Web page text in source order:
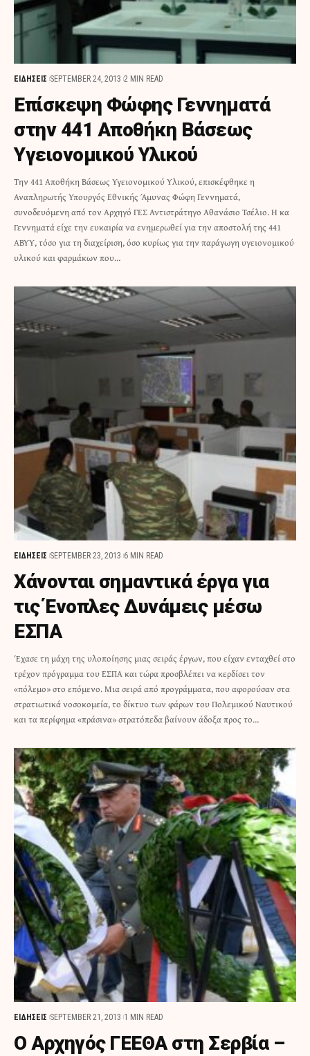
ΕΙΔΗΣΕΙΣ SEPTEMBER 24, 2013 2 MIN READ
Επίσκεψη Φώφης Γεννηματά
στην 441 Αποθήκη Βάσεως
Υγειονομικού Υλικού
Την 441 Αποθήκη Βάσεως Υγειονομικού Υλικού, επισκέφθηκε η
Αναπληρωτής Υπουργός Εθνικής Άμυνας Φώφη Γεννηματά,
συνοδευόμενη από τον Αρχηγό ΓΕΣ Αντιστράτηγο Αθανάσιο Τσέλιο. Η κα
Γεννηματά είχε την ευκαιρία να ενημερωθεί για την αποστολή της 441
ΑΒΥΥ, τόσο για τη διαχείριση, όσο κυρίως για την παράγωγη υγειονομικού
υλικού και φαρμάκων που…
ΕΙΔΗΣΕΙΣ SEPTEMBER 23, 2013 6 MIN READ
Χάνονται σημαντικά έργα για
τις Ένοπλες Δυνάμεις μέσω
ΕΣΠΑ
Έχασε τη μάχη της υλοποίησης μιας σειράς έργων, που είχαν ενταχθεί στο
τρέχον πρόγραμμα του ΕΣΠΑ και τώρα προσβλέπει να κερδίσει τον
«πόλεμο» στο επόμενο. Μια σειρά από προγράμματα, που αφορούσαν στα
στρατιωτικά νοσοκομεία, το δίκτυο των φάρων του Πολεμικού Ναυτικού
και τα περίφημα «πράσινα» στρατόπεδα βαίνουν άδοξα προς το…
ΕΙΔΗΣΕΙΣ SEPTEMBER 21, 2013 1 MIN READ
Ο Αρχηγός ΓΕΕΘΑ στη Σερβία –